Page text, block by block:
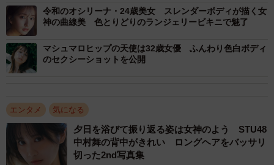
令和のオシリーナ・24歳美女 スレンダーボディが描く女
神の曲線美 色とりどりのランジェリービキニで魅了
マシュマロヒップの天使は32歳女優 ふんわり色白ボディ
のセクシーショットを公開
エンタメ 気になる
夕日を浴びて振り返る姿は女神のよう STU48
中村舞の背中がきれい ロングヘアをバッサリ
切った2nd写真集